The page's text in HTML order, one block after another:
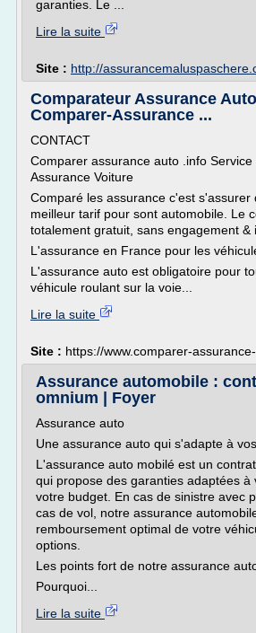
garanties. Le ...
Lire la suite
Site : http://
Comparateur Assurance Auto
Comparer-Assurance ...
CONTACT
Comparer assurance auto .info
Assurance Voiture
Comparé les assurance c'est s'assurer
meilleur tarif pour sont automobile. Le
totalement gratuit, sans engagement &
L'assurance en France pour les
L'assurance auto est obligatoire pour
véhicule roulant sur la voie...
Lire la suite
Site : https://www.comparer-
Assurance automobile :
omnium | Foyer
Assurance auto
Une assurance auto qui s'adapte à
L'assurance auto mobilé est un
qui propose des garanties adaptées à
votre budget. En cas de sinistre avec
cas de vol, notre assurance
remboursement optimal de votre
options.
Les points fort de notre assurance
Pourquoi...
Lire la suite